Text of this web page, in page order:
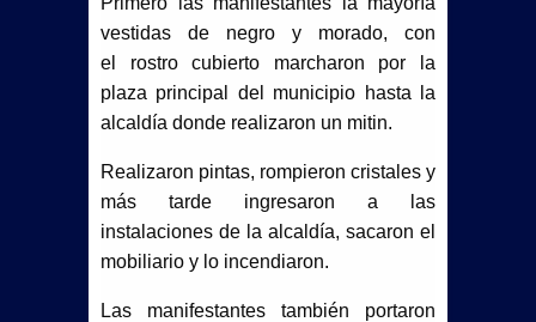
nuevas obras de pavimentación en la
GRUPO VOLUNTARIO GUERREROS
AMBULANCIAS AGRADECE A BETO
GRANADOS POR ATENDER Y DAR
vestidas de negro y morado, con
el rostro cubierto marcharon por la
plaza principal del municipio hasta la
alcaldía donde realizaron un mitin.
Realizaron pintas, rompieron cristales y
más tarde ingresaron a las
instalaciones de la alcaldía, sacaron el
mobiliario y lo incendiaron.
Las manifestantes también portaron